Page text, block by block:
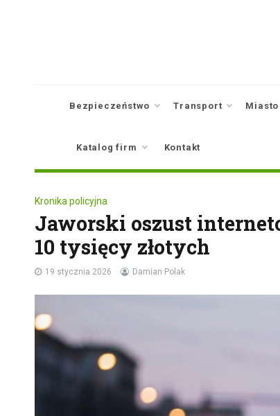
Bezpieczeństwo Transport Miasto
Katalog firm Kontakt
Kronika policyjna
Jaworski oszust
10 tysięcy złotych
19 stycznia 2026 Damian Polak